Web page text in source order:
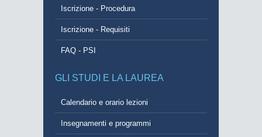
Iscrizione - Procedura
Iscrizione - Requisiti
FAQ - PSI
GLI STUDI E LA LAUREA
Calendario e orario lezioni
Insegnamenti e programmi